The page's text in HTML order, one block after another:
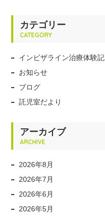
カテゴリー
CATEGORY
インビザライン治療体験記
お知らせ
ブログ
託児室だより
アーカイブ
ARCHIVE
2026年8月
2026年7月
2026年6月
2026年5月